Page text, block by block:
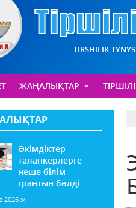
TIRSHILIK-
ЖАҢАЛЫҚТАР
Әкімдіктер
талапкерлерге
неше білім
грантын бөлді
2026 ж.